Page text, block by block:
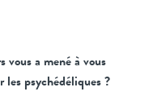
vous a mené à vous
les psychédéliques ?